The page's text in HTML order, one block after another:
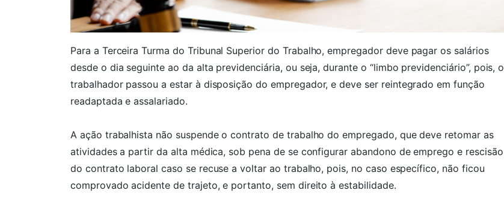
Para a Terceira Turma do Tribunal Superior do Trabalho, empregador deve pagar os salários
desde o dia seguinte ao da alta previdenciária, ou seja, durante o “limbo previdenciário”, pois, o
trabalhador passou a estar à disposição do empregador, e deve ser reintegrado em função
readaptada e assalariado.
A ação trabalhista não suspende o contrato de trabalho do empregado, que deve retomar as
atividades a partir da alta médica, sob pena de se configurar abandono de emprego e rescisão
do contrato laboral caso se recuse a voltar ao trabalho, pois, no caso específico, não ficou
comprovado acidente de trajeto, e portanto, sem direito à estabilidade.